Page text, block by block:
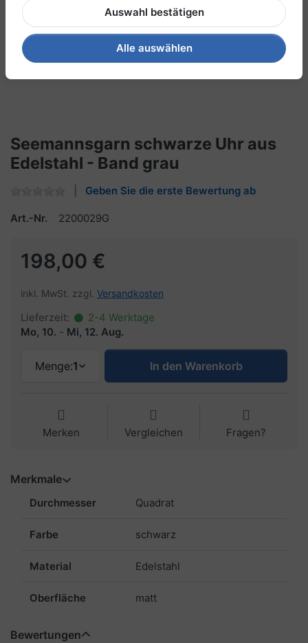
Seemannsgarn schwarze Uhr aus
Edelstahl - Band grau
Geben Sie die erste Bewertung ab
Art.-Nr. 2200029G
198,00 €
inkl. MwSt. zzgl. Versandkosten
Lieferzeit:
2-4 Werktage
Mo, 10. - Mi, 12. Aug.
Menge:1 In den Warenkorb
Merken Vergleichen Fragen?
Merkmale
Durchmesser Quadrat
Farbe schwarz
Material Edelstahl
Oberfläche matt
Bewertungen
Auswahl bestätigen
Alle auswählen